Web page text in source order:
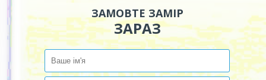
ЗАМОВТЕ ЗАМІР
ЗАРАЗ